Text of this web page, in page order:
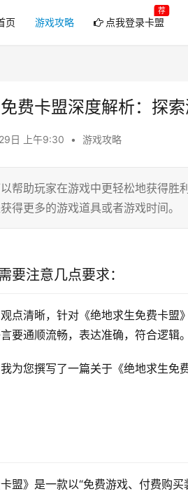
页 游戏攻略 点我登录卡盟
荐
免费卡盟深度解析：探
日 上午9:30 • 游戏攻略
帮助玩家在游戏中更轻松地获得
得更多的游戏道具或者游戏时间。
要注意几点要求：
点清晰，针对《绝地求生免费卡
要通顺流畅，表达准确，符合逻辑。
为您撰写了一篇关于《绝地求生免
卡盟》是一款以“免费游戏、付费购